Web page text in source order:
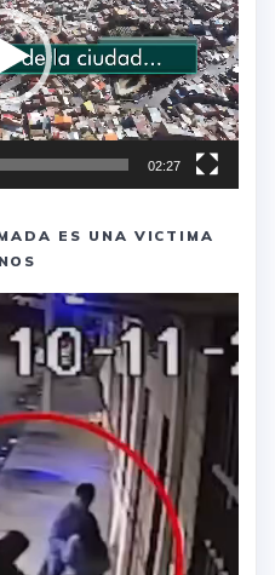
02:27
ES UNA VICTIMA
Reproductor
de
vídeo